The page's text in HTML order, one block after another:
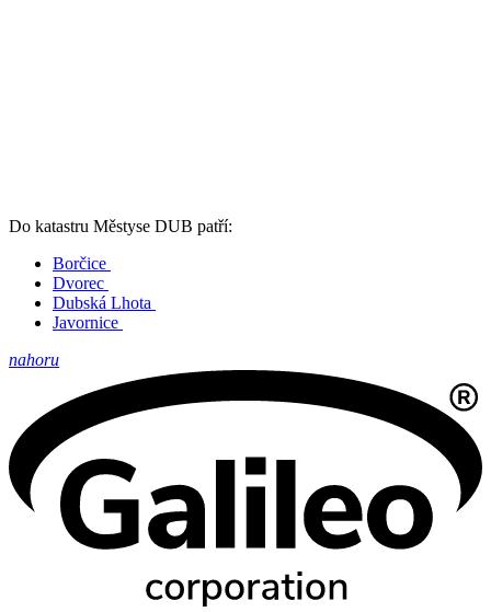
Do katastru Městyse DUB patří:
Borčice
Dvorec
Dubská Lhota
Javornice
nahoru